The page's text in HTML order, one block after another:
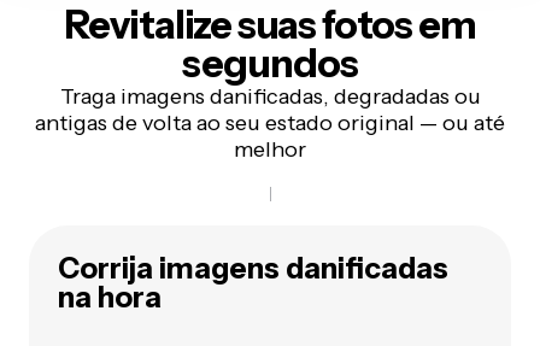
Revitalize suas fotosem
segundos
Traga imagens danificadas, degradadas ou
antigas de volta ao seu estado original — ou até
melhor
Corrija imagens danificadas
na hora